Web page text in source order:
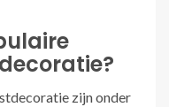
zijn onder